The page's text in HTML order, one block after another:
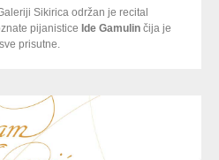
Sikirica održan je recital
pijanistice Ide Gamulin čija je
prisutne.
koja je vrlo emotivno prenijela
Schuberta i Chopena
i
života, posjetitelje je polako uvlačila